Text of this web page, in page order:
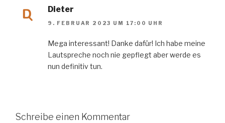
Dieter
9. FEBRUAR 2023 UM 17:00 UHR
Mega interessant! Danke dafür! Ich habe meine
Lautspreche noch nie gepflegt aber werde es
nun definitiv tun.
Schreibe einen Kommentar